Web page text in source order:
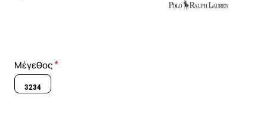
Μέγεθος
3234